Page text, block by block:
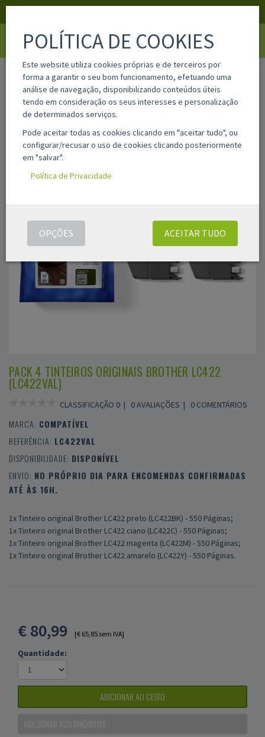
home lc422val
PACK 4 TINTEIROS ORIGINAIS BROTHER LC422
(LC422VAL)
CLASSIFICAÇÃO 0 | 0 AVALIAÇÕES | 0 COMENTÁRIOS
MARCA: COMPATÍVEL
REFERÊNCIA: LC422VAL
DISPONIBILIDADE: DISPONÍVEL
ENVIO: NO PRÓPRIO DIA PARA ENCOMENDAS CONFIRMADAS
ATÉ ÀS 16H.
1x Tinteiro original Brother LC422 preto (LC422BK) - 550 Páginas;
1x Tinteiro original Brother LC422 ciano (LC422C) - 550 Páginas;
1x Tinteiro original Brother LC422 magenta (LC422M) - 550 Páginas;
1x Tinteiro original Brother LC422 amarelo (LC422Y) - 550 Páginas.
€80,99 [€ 65,85 sem IVA]
Quantidade:
ADICIONAR AO CESTO
ADICIONAR AOS FAVORITOS
POLÍTICA DE COOKIES
Este website utiliza cookies próprias e de terceiros por
forma a garantir o seu bom funcionamento, efetuando uma
análise de navegação, disponibilizando conteúdos úteis
tendo em consideração os seus interesses e personalização
de determinados serviços.
Pode aceitar todas as cookies clicando em "aceitar tudo", ou
configurar/recusar o uso de cookies clicando posteriormente
em "salvar".
Política de Privacidade
ACEITAR TUDO
OPÇÕES